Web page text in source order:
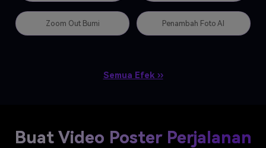
Zoom Out Bumi Penambah Foto AI
Semua Efek ››
Buat Video Poster Perjalanan